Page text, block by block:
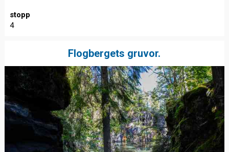
stopp
4
Flogbergets gruvor.